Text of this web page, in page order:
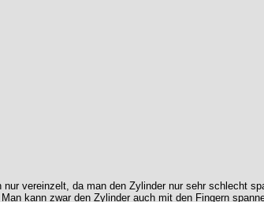
vereinzelt, da man den Zylinder nur sehr schlecht
kann zwar den Zylinder auch mit den Fingern